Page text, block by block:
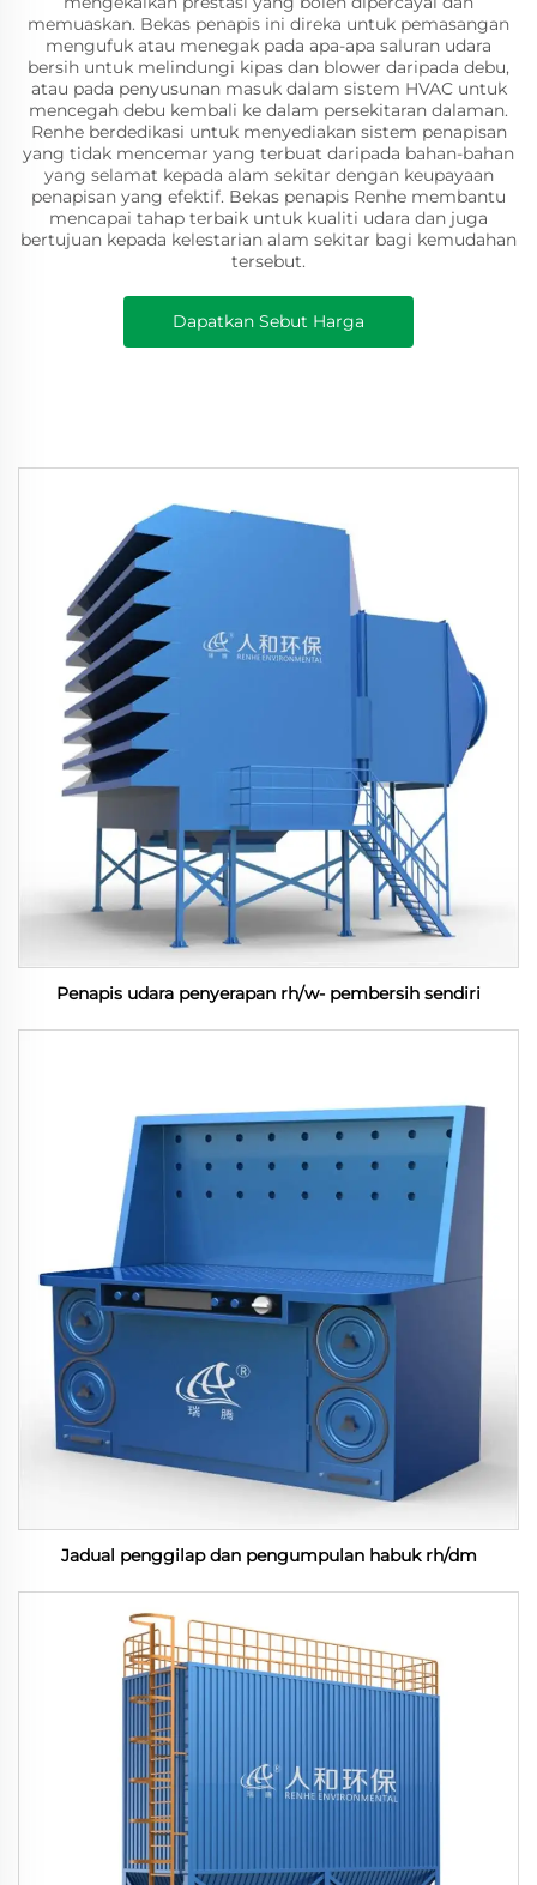
memuaskan. Bekas penapis ini direka untuk pemasangan
mengufuk atau menegak pada apa-apa saluran udara
bersih untuk melindungi kipas dan blower daripada debu,
atau pada penyusunan masuk dalam sistem HVAC untuk
mencegah debu kembali ke dalam persekitaran dalaman.
Renhe berdedikasi untuk menyediakan sistem penapisan
yang tidak mencemar yang terbuat daripada bahan-bahan
yang selamat kepada alam sekitar dengan keupayaan
penapisan yang efektif. Bekas penapis Renhe membantu
mencapai tahap terbaik untuk kualiti udara dan juga
bertujuan kepada kelestarian alam sekitar bagi kemudahan
tersebut.
Dapatkan Sebut Harga
Penapis udara penyerapan rh/w- pembersih sendiri
Jadual penggilap dan pengumpulan habuk rh/dm